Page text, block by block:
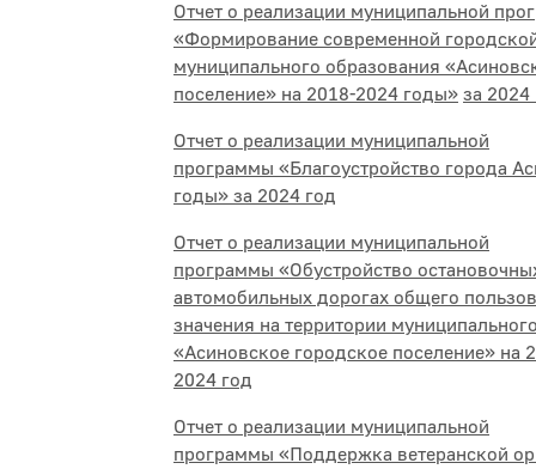
Отчет о реализации муниципальной
«Формирование современной
муниципального образования
поселение» на 2018-2024 годы» за
Отчет о реализации муниципальной
программы «Благоустройство города
годы» за 2024 год
Отчет о реализации муниципальной
программы «Обустройство
автомобильных дорогах общего
значения на территории
«Асиновское городское поселение» на
2024 год
Отчет о реализации муниципальной
программы «Поддержка ветеранской